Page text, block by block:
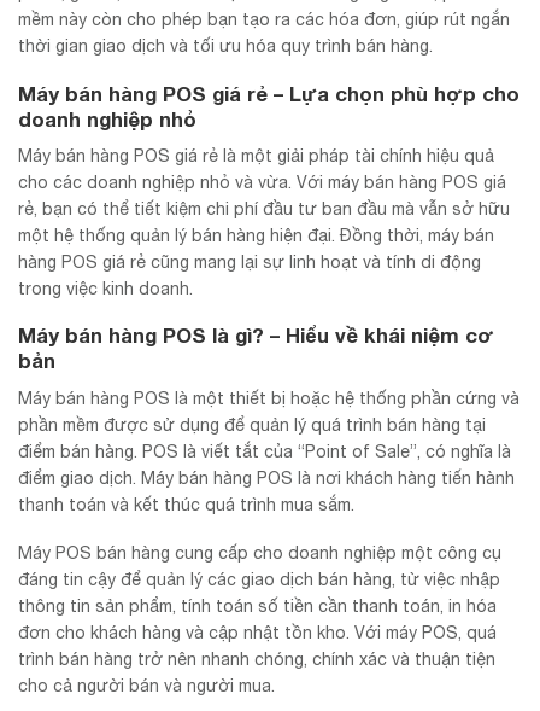
mềm này còn cho phép bạn tạo ra các hóa đơn, giúp rút ngắn
thời gian giao dịch và tối ưu hóa quy trình bán hàng.
Máy bán hàng POS giá rẻ – Lựa chọn phù hợp cho
doanh nghiệp nhỏ
Máy bán hàng POS giá rẻ là một giải pháp tài chính hiệu quả
cho các doanh nghiệp nhỏ và vừa. Với máy bán hàng POS giá
rẻ, bạn có thể tiết kiệm chi phí đầu tư ban đầu mà vẫn sở hữu
một hệ thống quản lý bán hàng hiện đại. Đồng thời, máy bán
hàng POS giá rẻ cũng mang lại sự linh hoạt và tính di động
trong việc kinh doanh.
Máy bán hàng POS là gì? – Hiểu về khái niệm cơ
bản
Máy bán hàng POS là một thiết bị hoặc hệ thống phần cứng và
phần mềm được sử dụng để quản lý quá trình bán hàng tại
điểm bán hàng. POS là viết tắt của “Point of Sale”, có nghĩa là
điểm giao dịch. Máy bán hàng POS là nơi khách hàng tiến hành
thanh toán và kết thúc quá trình mua sắm.
Máy POS bán hàng cung cấp cho doanh nghiệp một công cụ
đáng tin cậy để quản lý các giao dịch bán hàng, từ việc nhập
thông tin sản phẩm, tính toán số tiền cần thanh toán, in hóa
đơn cho khách hàng và cập nhật tồn kho. Với máy POS, quá
trình bán hàng trở nên nhanh chóng, chính xác và thuận tiện
cho cả người bán và người mua.